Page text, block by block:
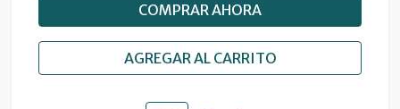
COMPRAR AHORA
AGREGAR AL CARRITO